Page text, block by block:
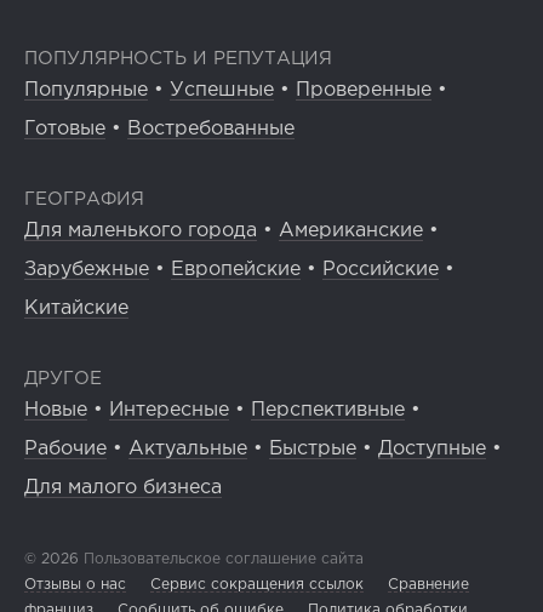
ПОПУЛЯРНОСТЬ И РЕПУТАЦИЯ
Популярные • Успешные • Проверенные •
Готовые • Востребованные
ГЕОГРАФИЯ
Для маленького города • Американские •
Зарубежные • Европейские • Российские •
Китайские
ДРУГОЕ
Новые • Интересные • Перспективные •
Рабочие • Актуальные • Быстрые • Доступные •
Для малого бизнеса
© 2026 Пользовательское соглашение сайта
Отзывы о нас
Сервис сокращения ссылок
Сравнение